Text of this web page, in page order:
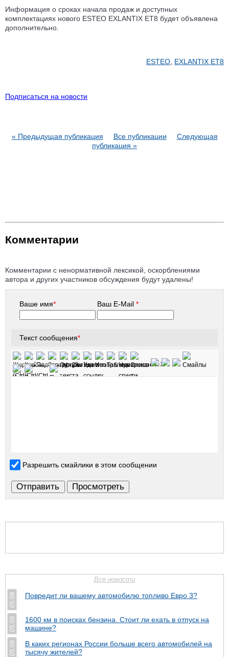
Информация о сроках начала продаж и доступных
комплектациях нового ESTEO EXLANTIX ET8 будет объявлена
дополнительно.
ESTEO EXLANTIX ET8
Подписаться на новости
« Предыдущая публикация Все публикации
Следующая
публикация »
Комментарии
Комментарии с ненормативной лексикой, оскорблениями
автора и других участников обсуждения будут удалены!
Ваше имя* Ваш E-Mail*
Текст сообщения*
Разрешить смайлики в этом сообщении
Все новости
05.08 Повредит ли вашему автомобилю топливо Евро 3?
05.08
1600 км в поисках бензина. Стоит ли ехать в отпуск на
машине?
05.08
В каких регионах России больше всего автомобилей на
тысячу жителей?